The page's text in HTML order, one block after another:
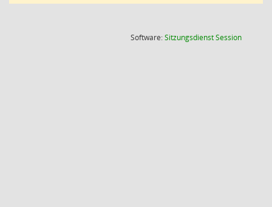
Software:SitzungsdienstSession(Wird in